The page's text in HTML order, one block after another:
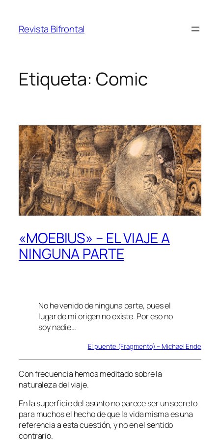
contenido
Revista Bifrontal
Etiqueta: Comic
«MOEBIUS» – EL VIAJE A
NINGUNA PARTE
No he venido de ninguna parte, pues el
lugar de mi origen no existe. Por eso no
soy nadie…
El puente (Fragmento) – Michael Ende
Con frecuencia hemos meditado sobre la
naturaleza del viaje.
En la superficie del asunto no parece ser un secreto
para muchos el hecho de que la vida misma es una
referencia a esta cuestión, y no en el sentido
contrario.